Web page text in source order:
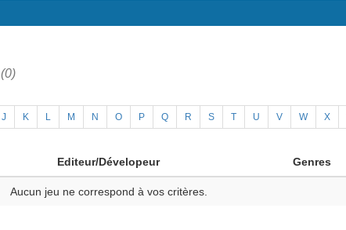
(0)
J K L M N O P Q R S T U V W X
Editeur/Dévelopeur Genres
Aucun jeu ne correspond à vos critères.